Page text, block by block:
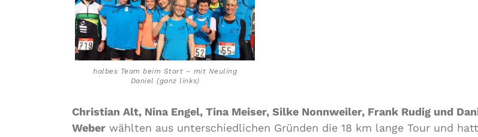
halbes Team beim Start – mit Neuling
Daniel (ganz links)
Christian Alt, Nina Engel, Tina Meiser, Silke Nonnweiler, Frank Rudig und
Weber wählten aus unterschiedlichen Gründen die 18 km lange Tour und